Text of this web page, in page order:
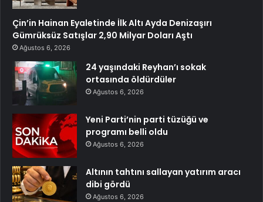
Çin’in Hainan Eyaletinde İlk Altı Ayda Denizaşırı
Gümrüksüz Satışlar 2,90 Milyar Doları Aştı
Ağustos 6, 2026
24 yaşındaki Reyhan’ı sokak
ortasında öldürdüler
Ağustos 6, 2026
Yeni Parti’nin parti tüzüğü ve
programı belli oldu
Ağustos 6, 2026
Altının tahtını sallayan yatırım aracı
dibi gördü
Ağustos 6, 2026